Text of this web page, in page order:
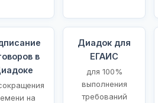
в
на
Диадок для
ЕГАИС
для 100%
выполнения
требований